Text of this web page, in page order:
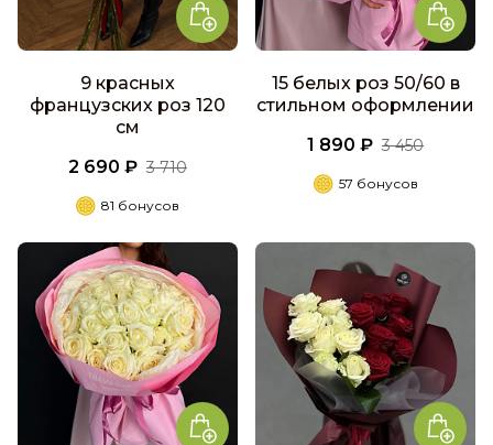
9 красных
французских роз 120
см
2 690 ₽ 3 710
81 бонусов
15 белых роз 50/60 в
стильном оформлении
1 890 ₽ 3 450
57 бонусов